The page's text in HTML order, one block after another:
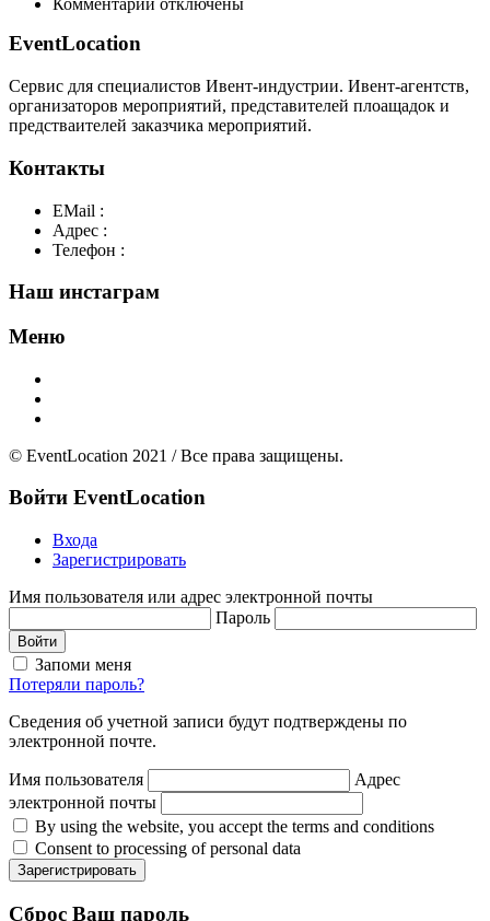
Комментарии
konczertnaya-
ploshhadka-
dlya-
provedeniya-
отключены
EventLocation
Сервис для специалистов Ивент-индустрии. Ивент-агентств,
организаторов мероприятий, представителей плоащадок и
предстваителей заказчика мероприятий.
Контакты
EMail :
Адрес :
Телефон :
Наш инстаграм
Меню
© EventLocation 2021 / Все права защищены.
Войти EventLocation
Входа
Зарегистрировать
Имя пользователя или адрес электронной почты
Пароль
Войти
Запоми меня
Потеряли пароль?
Сведения об учетной записи будут подтверждены по
электронной почте.
Имя пользователя
Адрес
электронной почты
By using the website, you accept the terms and conditions
Consent to processing of personal data
Зарегистрировать
Сброс Ваш пароль